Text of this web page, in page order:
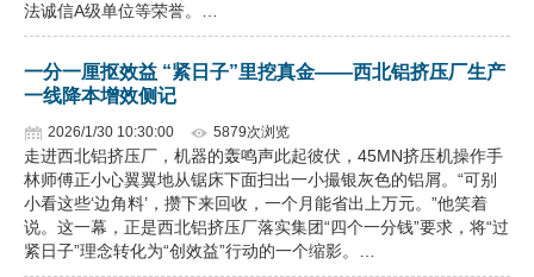
法诚信A级单位等荣誉。…
一分一厘抠效益 “紧日子”里挖真金——西北铝挤压厂生产
一线降本增效侧记
2026/1/30 10:30:00 5879次浏览
走进西北铝挤压厂，机器的轰鸣声此起彼伏，45MN挤压机操作手
林师傅正小心翼翼地从锯床下面扫出一小撮银灰色的铝屑。“可别
小看这些‘边角料’，攒下来回收，一个月能省出上万元。”他笑着
说。这一幕，正是西北铝挤压厂落实集团“四个一分钱”要求，将“过
紧日子”理念转化为“创效益”行动的一个缩影。…